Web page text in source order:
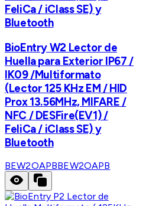
FeliCa / iClass SE) y
Bluetooth
BioEntry W2 Lector de
Huella para Exterior IP67 /
IK09 /Multiformato
(Lector 125 KHz EM / HID
Prox 13.56MHz, MIFARE /
NFC / DESFire(EV1) /
FeliCa / iClass SE) y
Bluetooth
BEW2OAPBBEW2OAPB